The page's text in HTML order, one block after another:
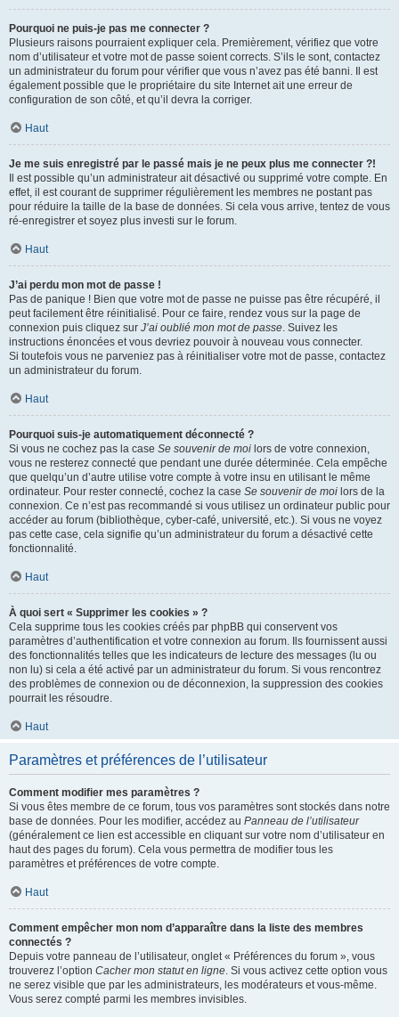
Pourquoi ne puis-je pas me connecter ?
Plusieurs raisons pourraient expliquer cela. Premièrement, vérifiez que votre
nom d’utilisateur et votre mot de passe soient corrects. S’ils le sont, contactez
un administrateur du forum pour vérifier que vous n’avez pas été banni. Il est
également possible que le propriétaire du site Internet ait une erreur de
configuration de son côté, et qu’il devra la corriger.
Haut
Je me suis enregistré par le passé mais je ne peux plus me connecter ?!
Il est possible qu’un administrateur ait désactivé ou supprimé votre compte. En
effet, il est courant de supprimer régulièrement les membres ne postant pas
pour réduire la taille de la base de données. Si cela vous arrive, tentez de vous
ré-enregistrer et soyez plus investi sur le forum.
Haut
J’ai perdu mon mot de passe !
Pas de panique ! Bien que votre mot de passe ne puisse pas être récupéré, il
peut facilement être réinitialisé. Pour ce faire, rendez vous sur la page de
connexion puis cliquez sur J’ai oublié mon mot de passe. Suivez les
instructions énoncées et vous devriez pouvoir à nouveau vous connecter.
Si toutefois vous ne parveniez pas à réinitialiser votre mot de passe, contactez
un administrateur du forum.
Haut
Pourquoi suis-je automatiquement déconnecté ?
Si vous ne cochez pas la case Se souvenir de moi lors de votre connexion,
vous ne resterez connecté que pendant une durée déterminée. Cela empêche
que quelqu’un d’autre utilise votre compte à votre insu en utilisant le même
ordinateur. Pour rester connecté, cochez la case Se souvenir de moi lors de la
connexion. Ce n’est pas recommandé si vous utilisez un ordinateur public pour
accéder au forum (bibliothèque, cyber-café, université, etc.). Si vous ne voyez
pas cette case, cela signifie qu’un administrateur du forum a désactivé cette
fonctionnalité.
Haut
À quoi sert « Supprimer les cookies » ?
Cela supprime tous les cookies créés par phpBB qui conservent vos
paramètres d’authentification et votre connexion au forum. Ils fournissent aussi
des fonctionnalités telles que les indicateurs de lecture des messages (lu ou
non lu) si cela a été activé par un administrateur du forum. Si vous rencontrez
des problèmes de connexion ou de déconnexion, la suppression des cookies
pourrait les résoudre.
Haut
Paramètres et préférences de l’utilisateur
Comment modifier mes paramètres ?
Si vous êtes membre de ce forum, tous vos paramètres sont stockés dans notre
base de données. Pour les modifier, accédez au Panneau de l’utilisateur
(généralement ce lien est accessible en cliquant sur votre nom d’utilisateur en
haut des pages du forum). Cela vous permettra de modifier tous les
paramètres et préférences de votre compte.
Haut
Comment empêcher mon nom d’apparaître dans la liste des membres
connectés ?
Depuis votre panneau de l’utilisateur, onglet « Préférences du forum », vous
trouverez l’option Cacher mon statut en ligne. Si vous activez cette option vous
ne serez visible que par les administrateurs, les modérateurs et vous-même.
Vous serez compté parmi les membres invisibles.